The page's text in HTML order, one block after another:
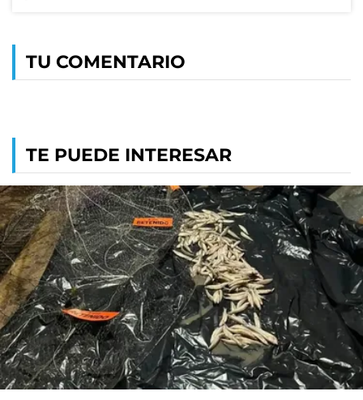
TU COMENTARIO
TE PUEDE INTERESAR